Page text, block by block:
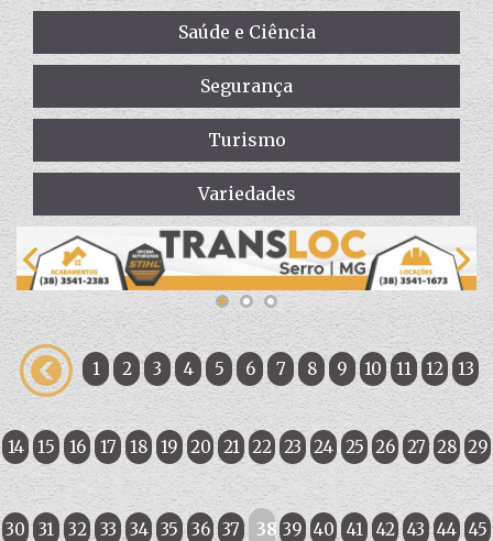
Saúde e Ciência
Segurança
Turismo
Variedades
1 2 3 4 5 6 7 8 9 10 11 12 13
14 15 16 17 18 19 20 21 22 23 24 25 26 27 28 29
30 31 32 33 34 35 36 37 38 39 40 41 42 43 44 45